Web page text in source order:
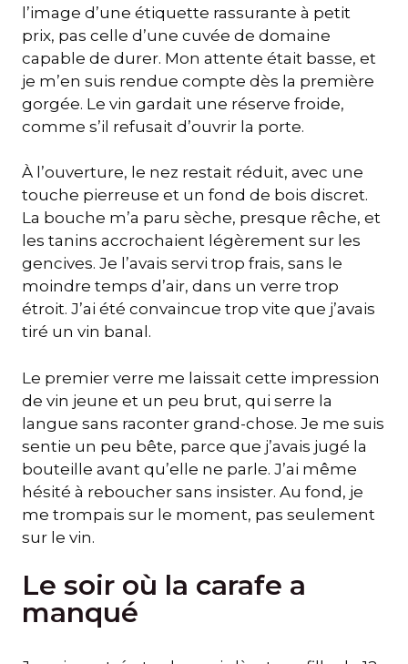
l’image d’une étiquette rassurante à petit
prix, pas celle d’une cuvée de domaine
capable de durer. Mon attente était basse, et
je m’en suis rendue compte dès la première
gorgée. Le vin gardait une réserve froide,
comme s’il refusait d’ouvrir la porte.
À l’ouverture, le nez restait réduit, avec une
touche pierreuse et un fond de bois discret.
La bouche m’a paru sèche, presque rêche, et
les tanins accrochaient légèrement sur les
gencives. Je l’avais servi trop frais, sans le
moindre temps d’air, dans un verre trop
étroit. J’ai été convaincue trop vite que j’avais
tiré un vin banal.
Le premier verre me laissait cette impression
de vin jeune et un peu brut, qui serre la
langue sans raconter grand-chose. Je me suis
sentie un peu bête, parce que j’avais jugé la
bouteille avant qu’elle ne parle. J’ai même
hésité à reboucher sans insister. Au fond, je
me trompais sur le moment, pas seulement
sur le vin.
Le soir où la carafe a
manqué